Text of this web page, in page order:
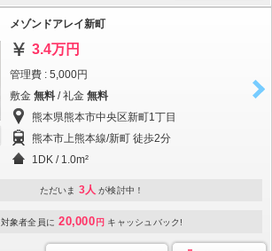
メゾンドアレイ新町
3.4万円
管理費 : 5,000円
敷金 無料 / 礼金 無料
熊本県熊本市中央区新町1丁目
熊本市上熊本線/新町 徒歩2分
1DK / 1.0m²
ただいま 3人 が検討中！
対象者全員に 20,000 円 キャッシュバック!